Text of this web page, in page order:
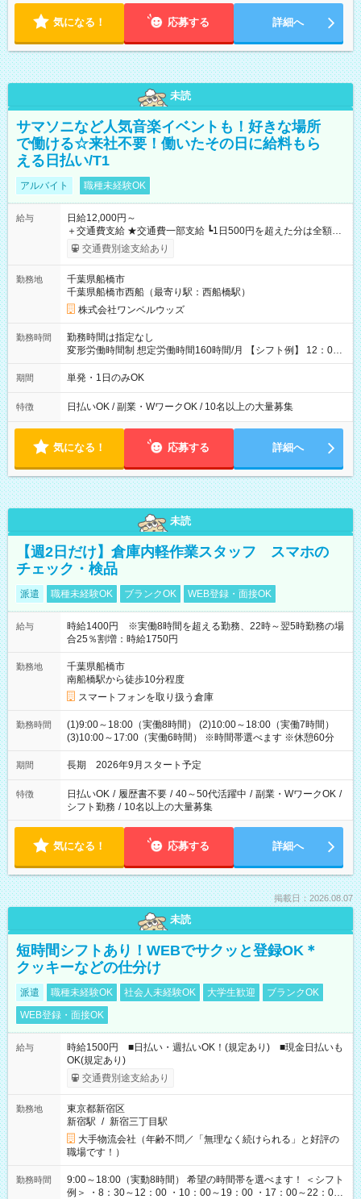
気になる！ 応募する 詳細へ
未読
サマソニなど人気音楽イベントも！好きな場所
で働ける☆来社不要！働いたその日に給料もら
える日払い/T1
アルバイト 職種未経験OK
給与
日給12,000円～
＋交通費支給 ★交通費一部支給 ┗1日500円を超えた分は全額支
給！ ※往復500円以内の方は自己負担となります ★日払いOK！
（規定あり） ┗働いたその日に現金GET♪ お仕事後はコンビニ
なし
交通費別途支給あり
勤務地
千葉県船橋市
千葉県船橋市西船（最寄り駅：西船橋駅）
株式会社ワンベルウッズ
勤務時間
勤務時間は指定なし
変形労働時間制 想定労働時間160時間/月 【シフト例】 12：00
～22：00
期間 単発・1日のみOK
特徴 日払いOK / 副業・WワークOK / 10名以上の大量募集
気になる！ 応募する 詳細へ
未読
【週2日だけ】倉庫内軽作業スタッフ スマホの
チェック・検品
派遣 職種未経験OK ブランクOK WEB登録・面接OK
給与
時給1400円 ※実働8時間を超える勤務、22時～翌5時勤務の場
合25％割増：時給1750円
勤務地
千葉県船橋市
南船橋駅から徒歩10分程度
スマートフォンを取り扱う倉庫
勤務時間
(1)9:00～18:00（実働8時間） (2)10:00～18:00（実働7時間）
(3)10:00～17:00（実働6時間） ※時間帯選べます ※休憩60分
期間 長期 2026年9月スタート予定
特徴 日払いOK / 履歴書不要 / 40～50代活躍中 / 副業・WワークOK /
シフト勤務 / 10名以上の大量募集
気になる！ 応募する 詳細へ
掲載日：2026.08.07
未読
短時間シフトあり！WEBでサクッと登録OK＊
クッキーなどの仕分け
派遣 職種未経験OK 社会人未経験OK 大学生歓迎
ブランクOK
WEB登録・面接OK
給与
時給1500円 ■日払い・週払いOK！(規定あり) ■現金日払いも
OK(規定あり)
交通費別途支給あり
勤務地
東京都新宿区
新宿駅 / 新宿三丁目駅
大手物流会社（年齢不問／「無理なく続けられる」と好評の
職場です！）
勤務時間
9:00～18:00（実動8時間） 希望の時間帯を選べます！ ＜シフト
例＞ ・8：30～12：00 ・10：00～19：00 ・17：00～22：00